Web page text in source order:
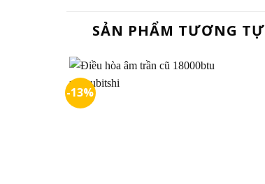
SẢN PHẨM TƯƠNG TỰ
-13%